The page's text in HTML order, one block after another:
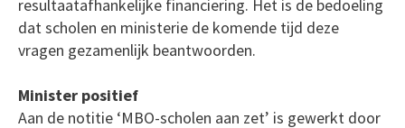
resultaatafhankelijke financiering. Het is de bedoeling
dat scholen en ministerie de komende tijd deze
vragen gezamenlijk beantwoorden.
Minister positief
Aan de notitie ‘MBO-scholen aan zet’ is gewerkt door